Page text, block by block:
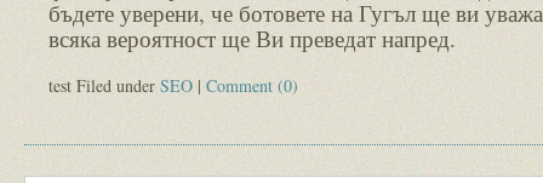
бъдете уверени, че ботовете на Гугъл ще ви
всяка вероятност ще Ви преведат напред.
test Filed under SEO | Comment (0)